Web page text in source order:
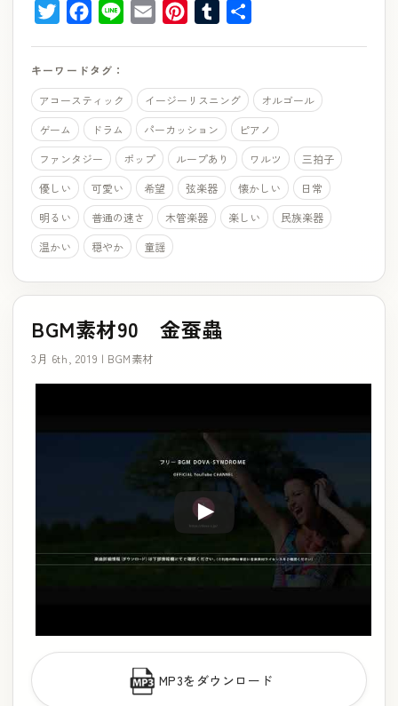
TwitterFacebook
Line Email Pinterest
Tumblr
キーワードタグ：
アコースティック
イージーリスニング
オルゴール
ゲーム
ドラム パーカッション
ピアノ
ファンタジー
ポップ ループあり ワルツ
三拍子
優しい
可愛い 希望 弦楽器 懐かしい
日常
明るい
普通の速さ 木管楽器 楽しい
民族楽器
温かい
穏やか 童謡
BGM素材90 金蚕蟲
3月 6th, 2019 | BGM素材
MP3をダウンロード